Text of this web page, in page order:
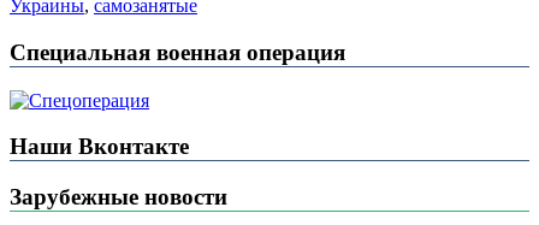
Украины, самозанятые
Специальная военная операция
Наши Вконтакте
Зарубежные новости